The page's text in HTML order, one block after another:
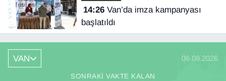
14:26Van’da imza kampanyası
başlatıldı
VAN 06.08.2026
SONRAKI VAKTE KALAN